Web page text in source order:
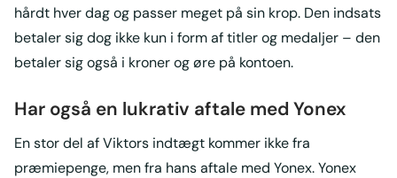
hårdt hver dag og passer meget på sin krop. Den indsats
betaler sig dog ikke kun i form af titler og medaljer – den
betaler sig også i kroner og øre på kontoen.
Har også en lukrativ aftale med Yonex
En stor del af Viktors indtægt kommer ikke fra
præmiepenge, men fra hans aftale med Yonex. Yonex